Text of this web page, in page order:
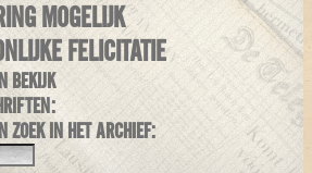
MOGELIJK
FELICITATIE
BEKIJK
ZOEK IN HET ARCHIEF: